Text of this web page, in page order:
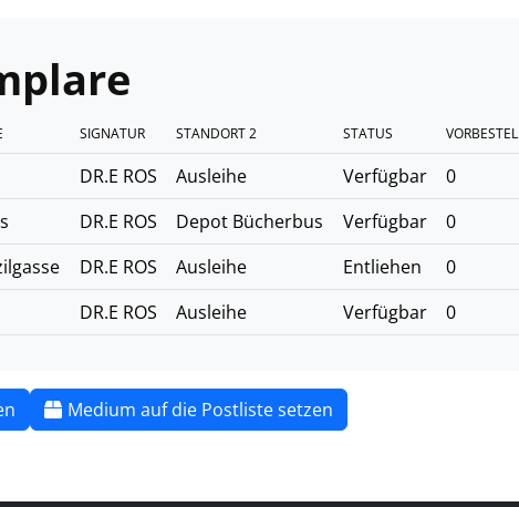
SIGNATUR STANDORT 2 STATUS
DR.E ROS Ausleihe Verfügbar 0
DR.E ROS Depot Bücherbus Verfügbar 0
DR.E ROS Ausleihe Entliehen 0
DR.E ROS Ausleihe Verfügbar 0
Medium auf die Postliste setzen